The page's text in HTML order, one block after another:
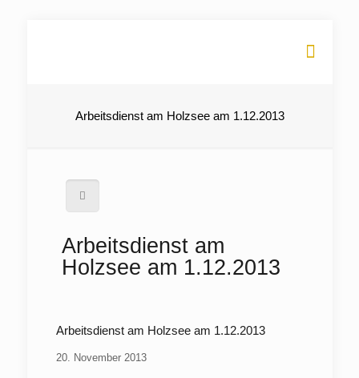
Arbeitsdienst am Holzsee am 1.12.2013
Arbeitsdienst am
Holzsee am 1.12.2013
Arbeitsdienst am Holzsee am 1.12.2013
20. November 2013